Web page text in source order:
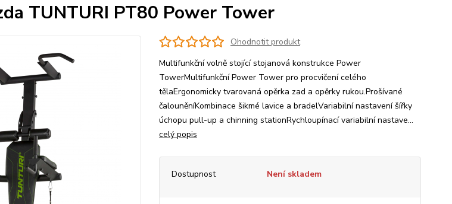
TUNTURI PT80 Power Tower
Ohodnotit produkt
Multifunkční volně stojící stojanová konstrukce Power
TowerMultifunkční Power Tower pro procvičení celého
tělaErgonomicky tvarovaná opěrka zad a opěrky rukou.Prošívané
čalouněníKombinace šikmé lavice a bradelVariabilní nastavení šířky
úchopu pull-up a chinning stationRychloupínací variabilní nastave...
celý popis
Dostupnost Není skladem